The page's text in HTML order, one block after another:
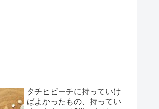
タチヒビーチに持っていけ
ばよかったもの、持ってい